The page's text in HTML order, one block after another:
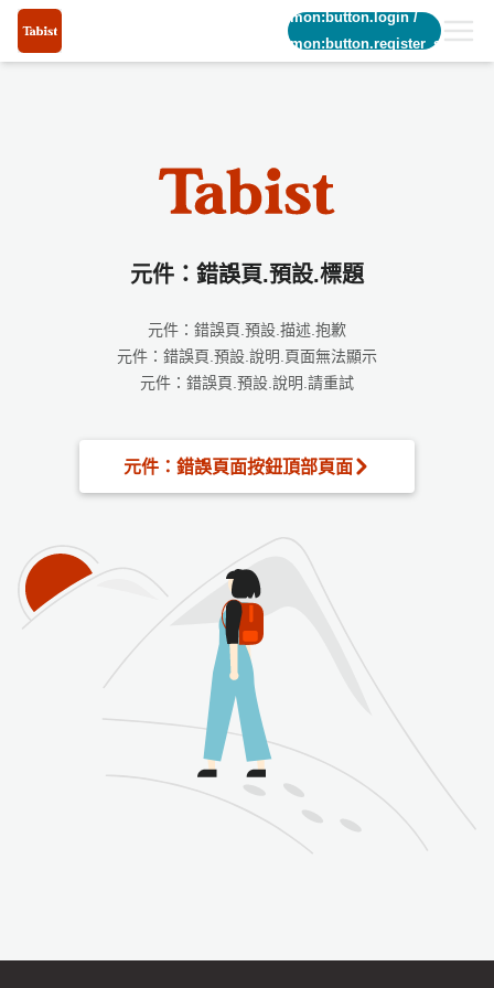
common:button.login/
common:button.register_short
元件：錯誤頁.預設.標題
元件：錯誤頁.預設.描述.抱歉
元件：錯誤頁.預設.說明.頁面無法顯示
元件：錯誤頁.預設.說明.請重試
元件：錯誤頁面按鈕頂部頁面